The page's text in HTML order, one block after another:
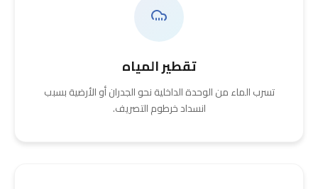
تقطير المياه
تسرب الماء من الوحدة الداخلية نحو الجدران أو الأرضية بسبب
انسداد خرطوم التصريف.